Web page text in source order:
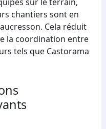
chantiers sont en
Cela réduit
la coordination entre
tels que Castorama